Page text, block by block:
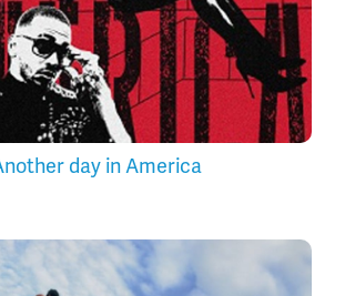
day in America